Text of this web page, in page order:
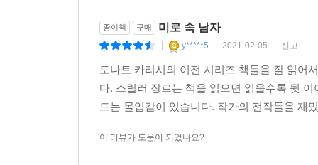
종이책 구매 미로 속 남자
y*****5 2021-02-05 신고
도나토 카리시의 이전 시리즈 책들을 잘 읽어
다. 스릴러 장르는 책을 읽으면 읽을수록 뒷
드는 몰입감이 있습니다. 작가의 전작들을 재
이 리뷰가 도움이 되었나요?